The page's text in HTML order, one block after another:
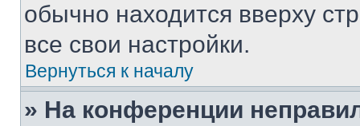
обычно находится вверху
все свои настройки.
Вернуться к началу
» На конференции